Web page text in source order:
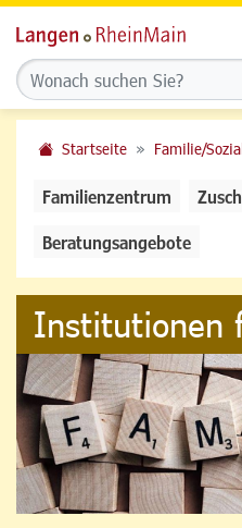
Startseite Familie/
Familienzentrum
Beratungsangebote
Institutionen